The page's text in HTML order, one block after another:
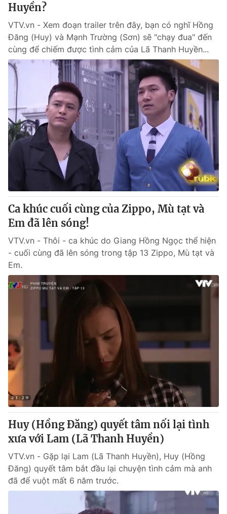
Photo
Video Shorts video
VTV Money VTV Thể thao
VTV Sức khoẻ Bất động sản
Thị trường 24h Tấm lòng Việt
VTV4 Vươn mình bằng AI
VTV9 VTV8
Liên hệ tòa soạn English
Cơ quan chủ quản:
Đài Truyền hình Việt Nam
Cơ quan báo chí:
Thời báo VTV
Giấy phép hoạt động báo in và báo điện tử số 483/GP-BTTTT
cấp ngày 29/12/2023
Tổng Biên tập:
Vũ Thanh Thủy
Phó Tổng Biên tập:
Nguyễn Thị Mỹ Hạnh, Phạm Quốc Thắng,
Nguyễn Trọng Ninh
Tổng đài VTV:024.38 355 931 - 024.38 355 932
Ðiện thoại Thời báo VTV:024.66 897 897
Liên hệ quảng cáo: 024-7300.7108
Huyền?
VTV.vn - Xem đoạn trailer trên đây, bạn có nghĩ Hồng
Đăng (Huy) và Mạnh Trường (Sơn) sẽ "chạy đua" đến
cùng để chiếm được tình cảm của Lã Thanh Huyền...
Ca khúc cuối cùng của Zippo, Mù tạt và
Em đã lên sóng!
VTV.vn - Thôi - ca khúc do Giang Hồng Ngọc thể hiện
- cuối cùng đã lên sóng trong tập 13 Zippo, Mù tạt và
Em.
Huy (Hồng Đăng) quyết tâm nối lại tình
xưa với Lam (Lã Thanh Huyền)
VTV.vn - Gặp lại Lam (Lã Thanh Huyền), Huy (Hồng
Đăng) quyết tâm bắt đầu lại chuyện tình cảm mà anh
đã để vuột mất 6 năm trước.